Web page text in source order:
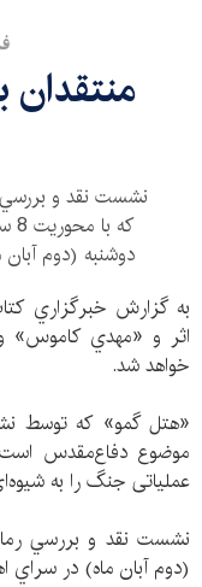
نشست نقد و بررسي
دوشنبه (دوم
به گزارش خبرگزاري
اثر و «مهدي كاموس»
خواهد شد.
«هتل گمو» كه توسط
موضوع دفاع‌مقدس
عملیاتی جنگ را به
(دوم آبان ماه) در سراي